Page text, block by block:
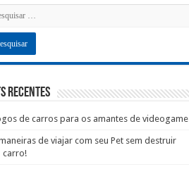
recentes
de carros para os amantes de videogame
de viajar com seu Pet sem destruir
carro!